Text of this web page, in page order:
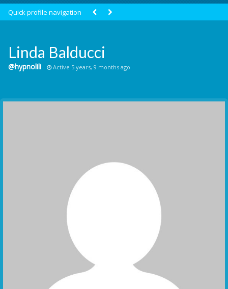
Groups
Communication Point
Quick profile navigation
Linda Balducci
@hypnolili Active 5 years, 9 months ago